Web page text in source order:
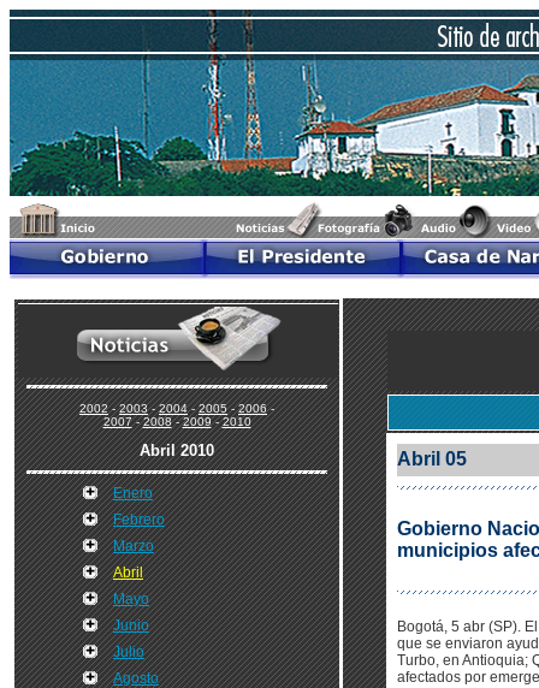
2002-2003-2004-2005-2006-
2007-2008-2009-2010
Abril 2010
Enero
Febrero
Marzo
Abril
Mayo
Junio
Julio
Agosto
Abril 05
Gobierno
municipios
Bogotá, 5 abr (SP).
que se enviaron
Turbo, en Antioquia;
afectados por